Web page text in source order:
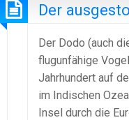
Der
Der Dodo (auch
flugunfähige
Jahrhundert auf
im Indischen
Insel durch die